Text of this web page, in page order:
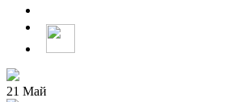
21 Май